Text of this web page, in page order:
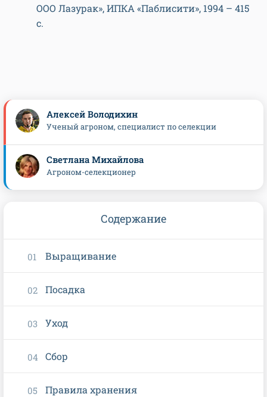
ООО Лазурак», ИПКА «Паблисити», 1994 – 415
с.
Алексей Володихин
Ученый агроном, специалист по селекции
Светлана Михайлова
Агроном-селекционер
Содержание
Выращивание
Посадка
Уход
Сбор
Правила хранения